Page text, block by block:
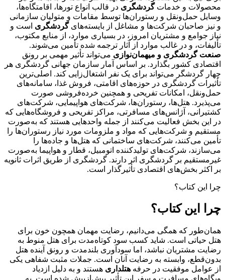
محصولات و خدماتگردشگری در قالب انواع تورها، اقامتگاه‌ها،
وسایل حمل‌ونقل و رستوران‌ها توسط مقامات و متولیان سازمانی
و نیز صاحبان شرکت‌ها و مشاغل از بایسته‌هایگردشگری است و
نیاز جوامع و مشتریان امروز، در بسیاری موارد، از منابع مکتوب،
تألیفات، و در غالب موارد از آثار ترجمه شده تأمین می‌شوند.
صنعت گردشگری و میهمان‌نوازی می‌تواند تأثیر مهمی بر رونق
اقتصادی کشور بگذارد. بر اساس آمار سازمان جهانی گردشگری هر
چهار گردشگر می‌تواند برای یک نفر اشتغا‌ل‌زایی کند. اصلی‌ترین
تأثیرات گردشگری در حوزه‌های اقامتی، فروش غذا، سامانه‌های
حمل‌ونقل، امکانات تفریحی و همچنین خرده‌فروشی صورت
می‌پذیرد. هتل‌ها، رستوران‌ها، شرکت‌های هواپیمایی، شرکت‌های
کشتیرانی، آژانس‌های مسافرتی، مراکز تفریحی و فروشگاه‌هایی که
در این بخش فعالیت می‌کنند از جمله واحدهایی هستند که به‌صورت
مستقیم و شرکت‌هایی که مواد و ملزومات مورد نیاز رستوران‌ها را
تأمین می‌کنند، شرکت‌های ساختمانی که هتل‌ها و جاده‌ها را
می‌سازند، شرکت‌های تولیدکنند‌ه اتومبیل، قطار و هواپیما به‌صورت
غیرمستقیم بر گردشگری اثر دارند. گردشگری از طریق اثرات ثانویه
بر اکثر بخش‌های اقتصادی تأثیرگذار است.
چرا این کتاب؟
چرا این کتاب؟
همان‌طور که همگی می‌دانیم، رضایت مهمان همچون خون برای
هتل حیاتی است. شاید کسب سود کوتاه‌مدت برای هتل منوط به
رضایت مشتریان نباشد، اما سودآوری بلند‌مدت و رونق آینده هتل
بدون‌قطع، وابسته به رضایت آنان است. جملات مثبت شفاهی یکی
از عوامل موفقیت در حرفه هتلداری هستند و به دلیل ازدیاد
وبگاه‌های مسافرت و سفر این تأثیر بیش‌ازپیش شده است. به